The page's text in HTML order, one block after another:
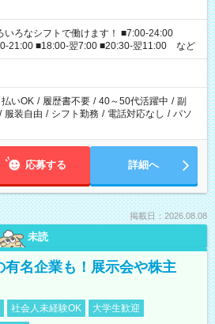
いろなシフトで働けます！ ■7:00-24:00
21:00 ■18:00-翌7:00 ■20:30-翌11:00 など
払いOK / 履歴書不要 / 40～50代活躍中 / 副
/ 服装自由 / シフト勤務 / 電話対応なし / パソ
応募する 詳細へ
掲載日：2026.08.08
未読
有名企業も！展示会や株主
社会人未経験OK
大学生歓迎